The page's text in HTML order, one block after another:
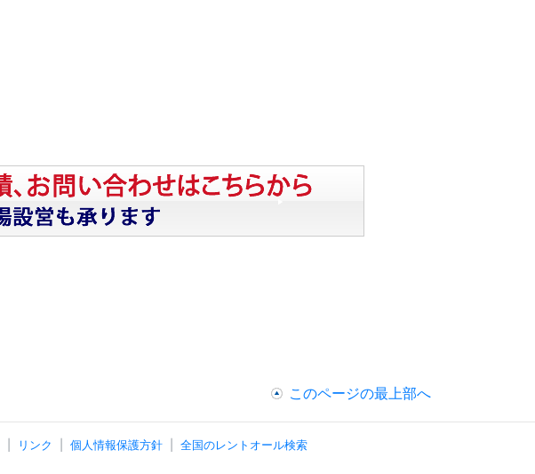
このページの最上部へ
リンク 個人情報保護方針 全国のレントオール検索